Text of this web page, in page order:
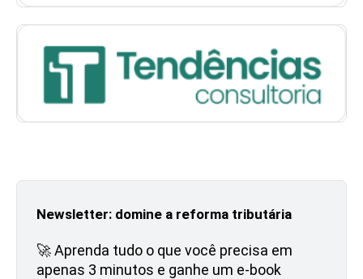
Newsletter: domine a reforma tributária
🚀 Aprenda tudo o que você precisa em
apenas 3 minutos e ganhe um e-book